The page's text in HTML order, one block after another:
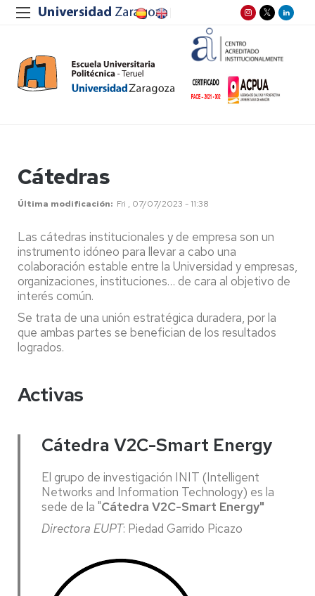
Cátedras
Última modificación Fri , 07/07/2023 - 11:38
Las cátedras institucionales y de empresa son un
instrumento idóneo para llevar a cabo una
colaboración estable entre la Universidad y empresas,
organizaciones, instituciones… de cara al objetivo de
interés común.
Se trata de una unión estratégica duradera, por la
que ambas partes se benefician de los resultados
logrados.
Activas
Cátedra V2C-Smart Energy
El grupo de investigación INIT (Intelligent
Networks and Information Technology) es la
sede de la "Cátedra V2C-Smart Energy"
Directora EUPT: Piedad Garrido Picazo